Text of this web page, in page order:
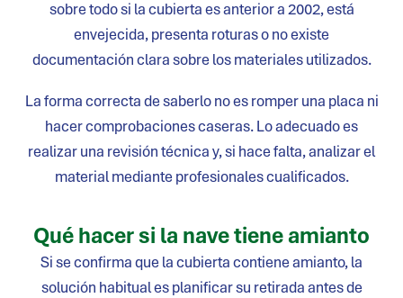
sobre todo si la cubierta es anterior a 2002, está
envejecida, presenta roturas o no existe
documentación clara sobre los materiales utilizados.
La forma correcta de saberlo no es romper una placa ni
hacer comprobaciones caseras. Lo adecuado es
realizar una revisión técnica y, si hace falta, analizar el
material mediante profesionales cualificados.
Qué hacer si la nave tiene amianto
Si se confirma que la cubierta contiene amianto, la
solución habitual es planificar su retirada antes de